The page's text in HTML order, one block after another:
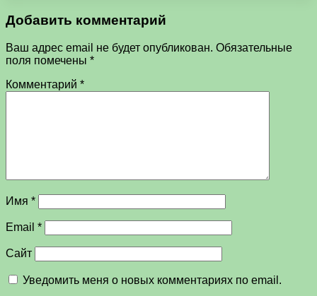
Добавить комментарий
Ваш адрес email не будет опубликован. Обязательные
поля помечены *
Комментарий *
Имя *
Email *
Сайт
Уведомить меня о новых комментариях по email.